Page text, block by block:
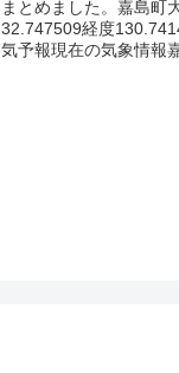
まとめました。嘉島町
32.747509経度
気予報現在の気象情報